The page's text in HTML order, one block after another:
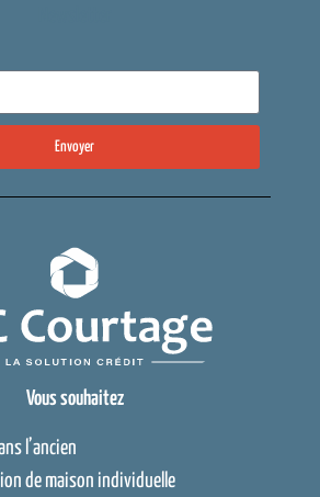
Envoyer
Vous souhaitez
l’ancien
de maison individuelle